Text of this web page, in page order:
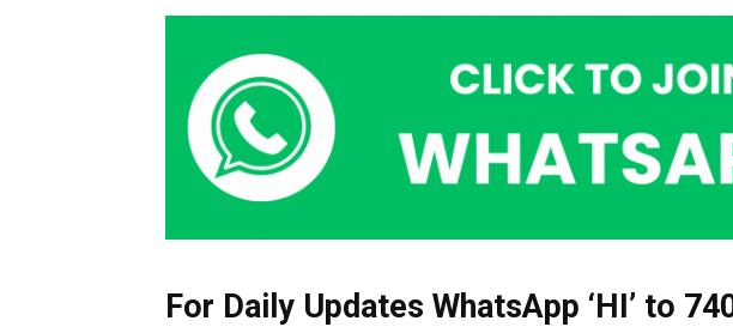
For Daily Updates WhatsApp ‘HI’ to